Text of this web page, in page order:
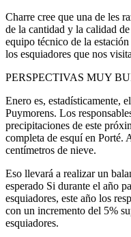
Charre cree que una de les
de la cantidad y la calidad
equipo técnico de la
los esquiadores que nos
PERSPECTIVAS MUY
Enero es, estadísticamente,
Puymorens. Los
precipitaciones de este
completa de esquí en Porté.
centímetros de nieve.
Eso llevará a realizar un
esperado Si durante el año
esquiadores, este año los
con un incremento del 5%
esquiadores.